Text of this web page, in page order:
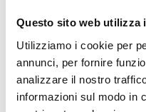
Questo sito web utilizza
Utilizziamo i cookie per
annunci, per fornire
analizzare il nostro
informazioni sul modo in
DALLE AZIENDE